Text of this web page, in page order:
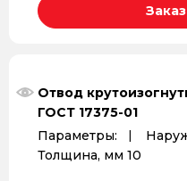
Отвод
ГОСТ 17375-01
Параметры:
Толщина, мм 10